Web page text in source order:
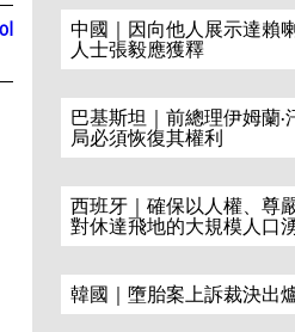
中國｜因向他人展示達賴
人士張毅應獲釋
巴基斯坦｜前總理伊姆蘭·
局必須恢復其權利
西班牙｜確保以人權、尊
對休達飛地的大規模人口
韓國｜墮胎案上訴裁決出